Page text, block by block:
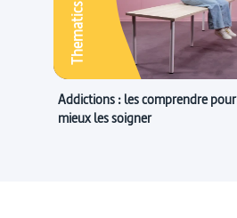
Thematics
Addictions : les comprendre pour
mieux les soigner